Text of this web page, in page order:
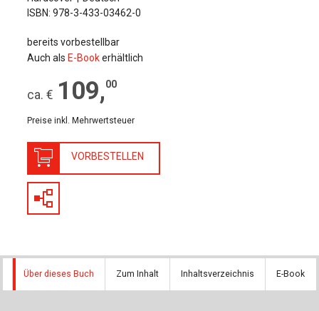
ISBN: 978-3-433-03462-0
bereits vorbestellbar
Auch als E-Bookerhältlich
ca. € 109,00
Preise inkl. Mehrwertsteuer
VORBESTELLEN
Über dieses Buch Zum Inhalt Inhaltsverzeichnis E-Book